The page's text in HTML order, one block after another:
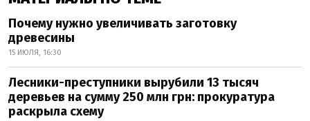
Почему нужно увеличивать заготовку
древесины
15 ИЮЛЯ, 16:30
Лесники-преступники вырубили 13 тысяч
деревьев на сумму 250 млн грн: прокуратура
раскрыла схему